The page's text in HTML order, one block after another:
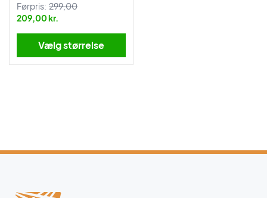
Førpris: 299,00
209,00 kr.
Vælg størrelse